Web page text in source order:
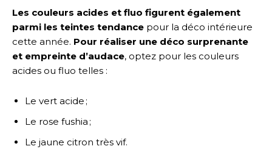
Les couleurs acides et fluo figurent également
parmi les teintes tendance pour la déco intérieure
cette année. Pour réaliser une déco surprenante
et empreinte d’audace, optez pour les couleurs
acides ou fluo telles :
Le vert acide ;
Le rose fushia ;
Le jaune citron très vif.